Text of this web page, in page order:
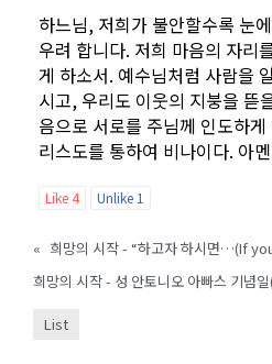
하느님, 저희가 불안할수록 눈
우려 합니다. 저희 마음의 자리
게 하소서. 예수님처럼 사람을
시고, 우리도 이웃의 지붕을 뜯
음으로 서로를 주님께 인도하
리스도를 통하여 비나이다. 아
Like 4 Unlike 1
«
List